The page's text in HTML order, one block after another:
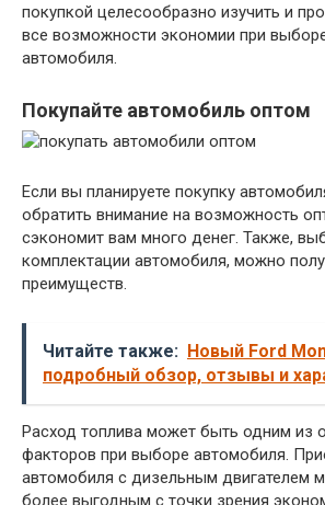
покупкой целесообразно изучить и
все возможности экономии при
автомобиля.
Покупайте автомобиль оптом
Если вы планируете покупку
обратить внимание на возможность
сэкономит вам много денег. Также,
комплектации автомобиля, можно
преимуществ.
Читайте также: Новый Ford
подробный обзор, отзывы и
Расход топлива может быть одним из
факторов при выборе автомобиля.
автомобиля с дизельным двигателем
более выгодным с точки зрения